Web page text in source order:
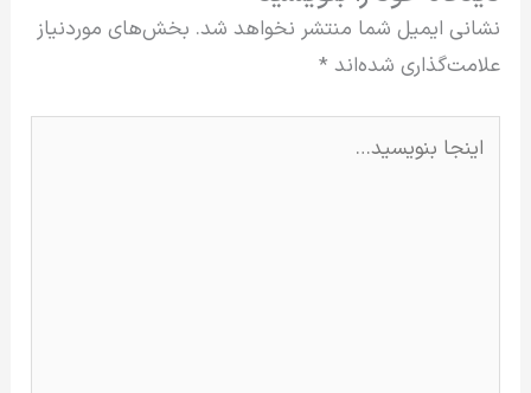
نشانی ایمیل شما منتشر نخواهد شد. بخش‌های موردنیاز
علامت‌گذاری شده‌اند *
اینجا
بنویسید…